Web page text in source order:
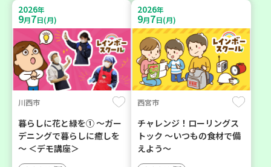
2026年
9月7日(月)
川西市
暮らしに花と緑を① ～ガー
デニングで暮らしに癒しを
～ ＜デモ講座＞
2026年
9月7日(月)
西宮市
チャレンジ！ローリングス
トック ～いつもの食材で備
えよう～